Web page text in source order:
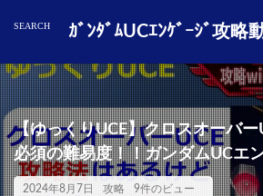
ｶﾞﾝﾀﾞﾑUCｴﾝｹﾞｰｼﾞ攻略
【ゆっくりUCE】クロスオーバ
必須の難易度！！ガンダムUCエ
2024年8月7日 攻略 9件のビュー